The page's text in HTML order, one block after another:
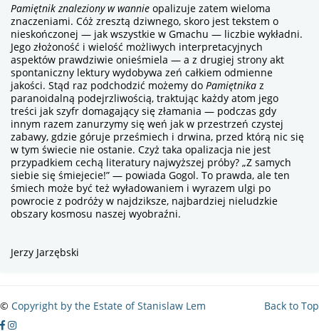
Pamiętnik znaleziony w wannie opalizuje zatem wieloma
znaczeniami. Cóż zresztą dziwnego, skoro jest tekstem o
nieskończonej — jak wszystkie w Gmachu — liczbie wykładni.
Jego złożoność i wielość możliwych interpretacyjnych
aspektów prawdziwie onieśmiela — a z drugiej strony akt
spontaniczny lektury wydobywa zeń całkiem odmienne
jakości. Stąd raz podchodzić możemy do Pamiętnika z
paranoidalną podejrzliwością, traktując każdy atom jego
treści jak szyfr domagający się złamania — podczas gdy
innym razem zanurzymy się weń jak w przestrzeń czystej
zabawy, gdzie góruje prześmiech i drwina, przed którą nic się
w tym świecie nie ostanie. Czyż taka opalizacja nie jest
przypadkiem cechą literatury najwyższej próby? „Z samych
siebie się śmiejecie!” — powiada Gogol. To prawda, ale ten
śmiech może być też wyładowaniem i wyrazem ulgi po
powrocie z podróży w najdziksze, najbardziej nieludzkie
obszary kosmosu naszej wyobraźni.
Jerzy Jarzębski
Back to Top
© Copyright by the Estate of Stanislaw Lem